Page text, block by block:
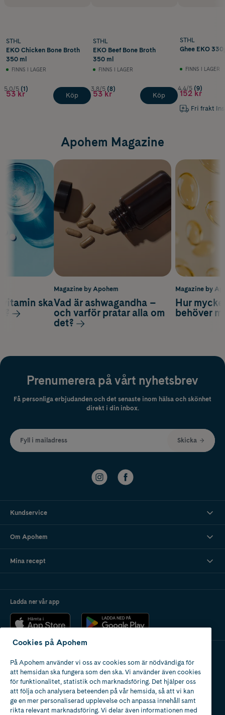
STHL
EKO Chicken Bone Broth
350 ml
FINNS I LAGER
5.0/5 (1)
53 kr Köp
STHL
EKO Beef Bone Broth
350 ml
FINNS I LAGER
3.8/5 (8)
53 kr Köp
STHL
Ghee EKO
FINNS I LAGER
4.4/5 (9)
152 kr
Fri frakt
Apohem Magazine
Magazine by
Hur
behöver
ska
Magazine by Apohem
Vad är ashwagandha –
och varför pratar alla om
det?
Prenumerera på vårt nyhetsbrev
Få personliga erbjudanden och det senaste inom hälsa och skönhet
direkt i din inbox.
Fyll i mailadress Skicka
Kundservice
Om Apohem
Mina recept
Ladda ner vår app
Apotek med tillstånd
av Läkemedelsverket
Cookies på Apohem
På Apohem använder vi oss av cookies som är nödvändiga för
att hemsidan ska fungera som den ska. Vi använder även cookies
för funktionalitet, statistik och marknadsföring. Det hjälper oss
att följa och analysera beteenden på vår hemsida, så att vi kan
ge en mer personaliserad upplevelse och anpassa innehåll samt
rikta relevant marknadsföring. Vi delar även informationen med